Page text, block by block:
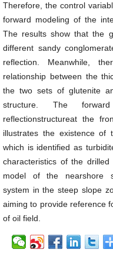
Therefore, the control
forward modeling of the
The results show that the
different sandy
reflection. Meanwhile,
relationship between the
the two sets of glutenite
structure. The
reflectionstructureat the
illustrates the existence of
which is identified as
characteristics of the
model of the nearshore
system in the steep slope
aiming to provide reference
of oil field.